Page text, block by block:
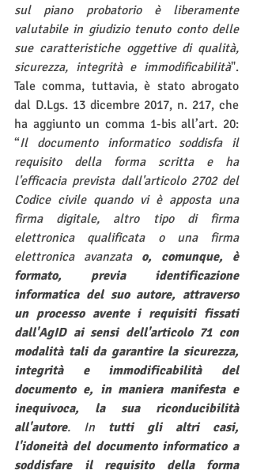
sul piano probatorio è liberamente
valutabile in giudizio tenuto conto delle
sue caratteristiche oggettive di qualità,
sicurezza, integrità e immodificabilità".
Tale comma, tuttavia, è stato abrogato
dal D.Lgs. 13 dicembre 2017, n. 217, che
ha aggiunto un comma 1-bis all’art. 20:
“Il documento informatico soddisfa il
requisito della forma scritta e ha
l'efficacia prevista dall'articolo 2702 del
Codice civile quando vi è apposta una
firma digitale, altro tipo di firma
elettronica qualificata o una firma
elettronica avanzata o, comunque, è
formato, previa identificazione
informatica del suo autore, attraverso
un processo avente i requisiti fissati
dall'AgID ai sensi dell'articolo 71 con
modalità tali da garantire la sicurezza,
integrità e immodificabilità del
documento e, in maniera manifesta e
inequivoca, la sua riconducibilità
all'autore. In tutti gli altri casi,
l'idoneità del documento informatico a
soddisfare il requisito della forma